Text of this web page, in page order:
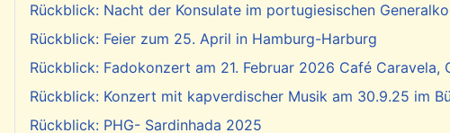
Rückblick: Nacht der Konsulate im portugiesischen
Rückblick: Feier zum 25. April in Hamburg-Harburg
Rückblick: Fadokonzert am 21. Februar 2026 Café Caravela,
Rückblick: Konzert mit kapverdischer Musik am 30.9.25 im
Rückblick: PHG- Sardinhada 2025